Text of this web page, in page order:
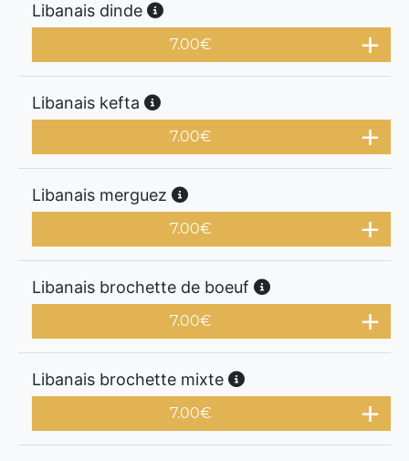
Libanais dinde
7.00€
Libanais kefta
7.00€
Libanais merguez
7.00€
Libanais brochette de boeuf
7.00€
Libanais brochette mixte
7.00€